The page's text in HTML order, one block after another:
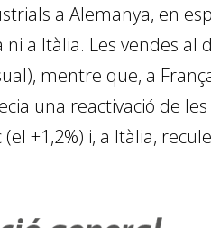
a Alemanya, en
ni a Itàlia. Les vendes
mentre que, a
una reactivació de
+1,2%) i, a Itàlia,